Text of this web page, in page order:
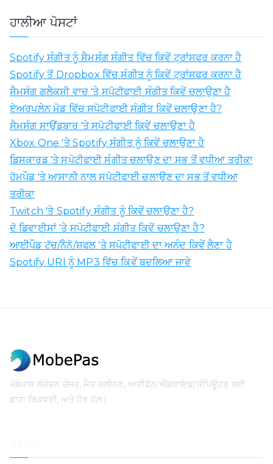
ਹਾਲੀਆ ਪੋਸਟਾਂ
Spotify ਸੰਗੀਤ ਨੂੰ ਸੈਮਸੰਗ ਸੰਗੀਤ ਵਿੱਚ ਕਿਵੇਂ ਟ੍ਰਾਂਸਫਰ ਕਰਨਾ ਹੈ
Spotify ਤੋਂ Dropbox ਵਿੱਚ ਸੰਗੀਤ ਨੂੰ ਕਿਵੇਂ ਟ੍ਰਾਂਸਫਰ ਕਰਨਾ ਹੈ
ਸੈਮਸੰਗ ਗਲੈਕਸੀ ਵਾਚ 'ਤੇ ਸਪੋਟੀਫਾਈ ਸੰਗੀਤ ਕਿਵੇਂ ਚਲਾਉਣਾ ਹੈ
ਏਅਰਪਲੇਨ ਮੋਡ ਵਿੱਚ ਸਪੋਟੀਫਾਈ ਸੰਗੀਤ ਕਿਵੇਂ ਚਲਾਉਣਾ ਹੈ?
ਸੈਮਸੰਗ ਸਾਉਂਡਬਾਰ 'ਤੇ ਸਪੋਟੀਫਾਈ ਕਿਵੇਂ ਚਲਾਉਣਾ ਹੈ
Xbox One 'ਤੇ Spotify ਸੰਗੀਤ ਨੂੰ ਕਿਵੇਂ ਚਲਾਉਣਾ ਹੈ
ਡਿਸਕਾਰਡ 'ਤੇ ਸਪੋਟੀਫਾਈ ਸੰਗੀਤ ਚਲਾਉਣ ਦਾ ਸਭ ਤੋਂ ਵਧੀਆ ਤਰੀਕਾ
ਹੋਮਪੌਡ 'ਤੇ ਆਸਾਨੀ ਨਾਲ ਸਪੋਟੀਫਾਈ ਚਲਾਉਣ ਦਾ ਸਭ ਤੋਂ ਵਧੀਆ
ਤਰੀਕਾ
Twitch 'ਤੇ Spotify ਸੰਗੀਤ ਨੂੰ ਕਿਵੇਂ ਚਲਾਉਣਾ ਹੈ?
ਦੋ ਡਿਵਾਈਸਾਂ 'ਤੇ ਸਪੋਟੀਫਾਈ ਸੰਗੀਤ ਕਿਵੇਂ ਚਲਾਉਣਾ ਹੈ?
ਆਈਪੌਡ ਟੱਚ/ਨੈਨੋ/ਸ਼ਫਲ 'ਤੇ ਸਪੋਟੀਫਾਈ ਦਾ ਅਨੰਦ ਕਿਵੇਂ ਲੈਣਾ ਹੈ
Spotify URI ਨੂੰ MP3 ਵਿੱਚ ਕਿਵੇਂ ਬਦਲਿਆ ਜਾਵੇ
ਮੋਬੇਪਾਸ ਲੋਕੇਸ਼ਨ ਚੇਂਜਰ, ਮੈਕ ਕਲੀਨਰ, ਆਈਫੋਨ/ਐਂਡਰਾਇਡ/ਕੰਪਿਊਟਰ ਲਈ
ਡਾਟਾ ਰਿਕਵਰੀ, ਅਤੇ ਹੋਰ ਹੱਲ।